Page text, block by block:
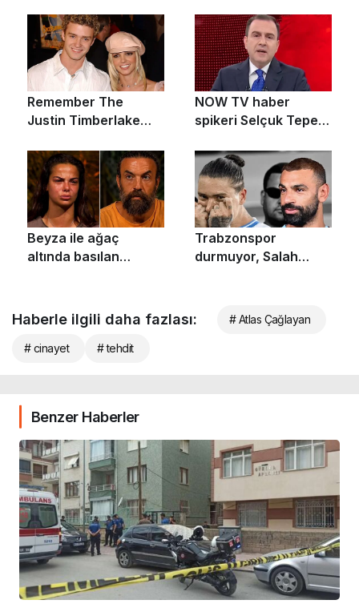
Haberle ilgili daha fazlası: # Atlas Çağlayan
# cinayet # tehdit
Benzer Haberler